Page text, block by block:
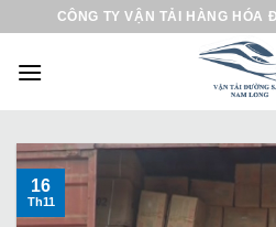
CÔNG TY VẬN TẢI HÀNG HÓA
16
Th11